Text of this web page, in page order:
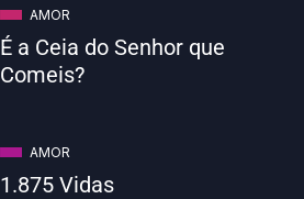
AMOR
É a Ceia do Senhor que
Comeis?
AMOR
1.875 Vidas